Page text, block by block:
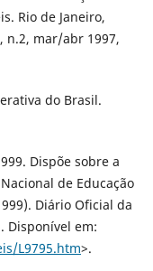
Rio de Janeiro,
n.2, mar/abr 1997,
do Brasil.
Dispõe sobre a
de Educação
Diário Oficial da
Disponível em:
L9795.htm>.